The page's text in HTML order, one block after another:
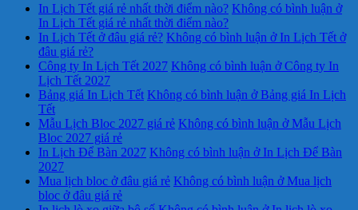
In Lịch Tết giá rẻ nhất thời điểm nào? Không có bình luận ở
In Lịch Tết giá rẻ nhất thời điểm nào?
In Lịch Tết ở đâu giá rẻ? Không có bình luận ở In Lịch Tết ở
đâu giá rẻ?
Công ty In Lịch Tết 2027 Không có bình luận ở Công ty In
Lịch Tết 2027
Bảng giá In Lịch Tết Không có bình luận ở Bảng giá In Lịch
Tết
Mẫu Lịch Bloc 2027 giá rẻ Không có bình luận ở Mẫu Lịch
Bloc 2027 giá rẻ
In Lịch Để Bàn 2027 Không có bình luận ở In Lịch Để Bàn
2027
Mua lịch bloc ở đâu giá rẻ Không có bình luận ở Mua lịch
bloc ở đâu giá rẻ